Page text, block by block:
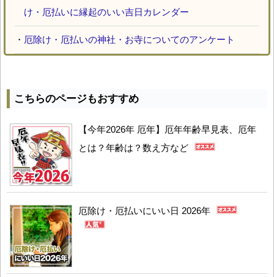
け・厄払いに縁起のいい吉日カレンダー
・ 厄除け・厄払いの神社・お寺についてのアンケート
こちらのページもおすすめ
【今年2026年 厄年】厄年年齢早見表、厄年
とは？年齢は？数え方など
厄除け・厄払いにいい日 2026年